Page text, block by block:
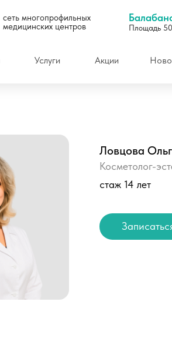
сеть многопрофильных
медицинских центров
Услуги Акции
Площадь
Ловцова
Косметолог-
стаж 14 лет